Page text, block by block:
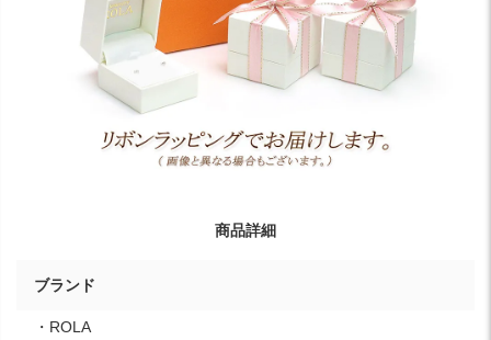
商品詳細
ブランド
・ROLA